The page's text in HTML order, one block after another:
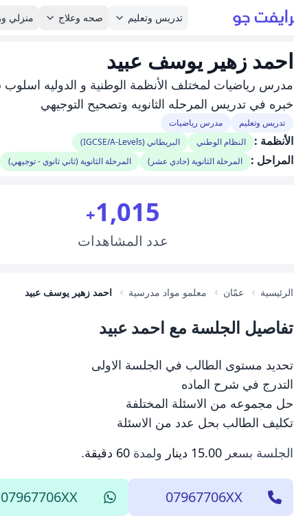
تدريس وتعليم صحه وعلاج منزلي
احمد زهير يوسف عبيد
مدرس رياضيات لمختلف الأنظمة الوطنية و الدوليه
خبره في تدريس المرحله الثانويه وتصحيح التوجيهي
تدريس وتعليم مدرس رياضيات
الأنظمة : النظام الوطني البريطاني (IGCSE/A-Levels)
المراحل : المرحلة الثانوية (حادي عشر) المرحلة الثانوية (ثاني ثانوي - توجيهي)
1,015
+
عدد المشاهدات
الرئيسية عمّان معلمو مواد مدرسية احمد زهير يوسف عبيد
تفاصيل الجلسة مع احمد عبيد
تحديد مستوى الطالب في الجلسة الاولى
التدرج في شرح الماده
حل مجموعه من الاسئلة المختلفة
تكليف الطالب بحل عدد من الاسئلة
الجلسة بسعر 15.00 دينار ولمدة 60 دقيقة .
07967706XX
07967706XX